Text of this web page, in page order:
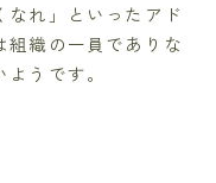
なれ」といったアド
組織の一員でありな
うです。